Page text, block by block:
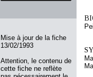
Mise à jour de la fiche
13/02/1993
Attention, le contenu de
cette fiche ne reflète